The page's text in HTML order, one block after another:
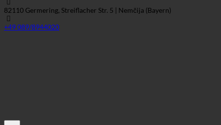
82110 Germering, Streiflacher Str. 5 | Nemčija (Bayern)
+49 089/8944020